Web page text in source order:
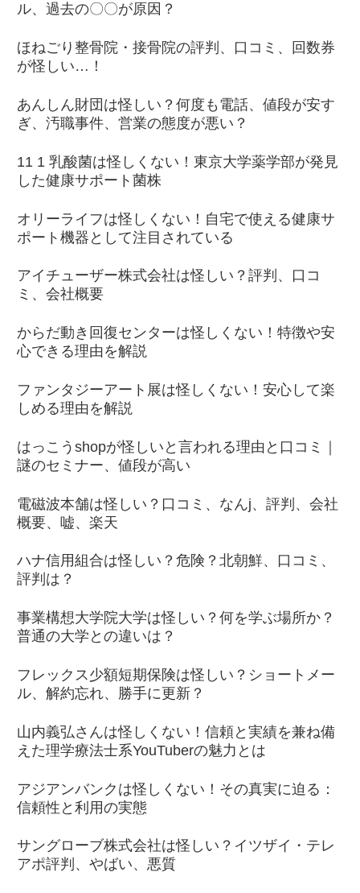
ル、過去の〇〇が原因？
ほねごり整骨院・接骨院の評判、口コミ、回数券
が怪しい…！
あんしん財団は怪しい？何度も電話、値段が安す
ぎ、汚職事件、営業の態度が悪い？
11 1 乳酸菌は怪しくない！東京大学薬学部が発見
した健康サポート菌株
オリーライフは怪しくない！自宅で使える健康サ
ポート機器として注目されている
アイチューザー株式会社は怪しい？評判、口コ
ミ、会社概要
からだ動き回復センターは怪しくない！特徴や安
心できる理由を解説
ファンタジーアート展は怪しくない！安心して楽
しめる理由を解説
はっこうshopが怪しいと言われる理由と口コミ｜
謎のセミナー、値段が高い
電磁波本舗は怪しい？口コミ、なんj、評判、会社
概要、嘘、楽天
ハナ信用組合は怪しい？危険？北朝鮮、口コミ、
評判は？
事業構想大学院大学は怪しい？何を学ぶ場所か？
普通の大学との違いは？
フレックス少額短期保険は怪しい？ショートメー
ル、解約忘れ、勝手に更新？
山内義弘さんは怪しくない！信頼と実績を兼ね備
えた理学療法士系YouTuberの魅力とは
アジアンバンクは怪しくない！その真実に迫る：
信頼性と利用の実態
サングローブ株式会社は怪しい？イツザイ・テレ
アポ評判、やばい、悪質